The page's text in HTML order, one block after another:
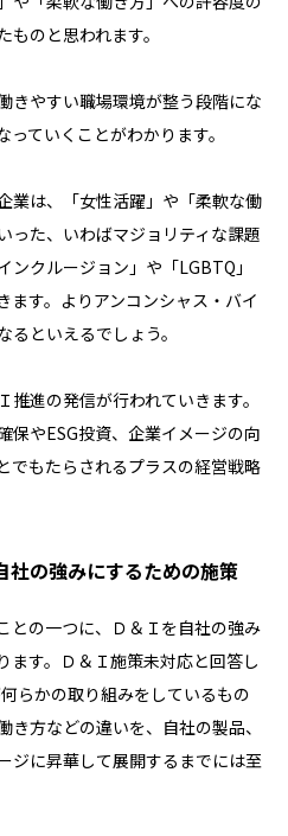
のと思われます。
きやすい職場環境が整う段階にな
ていくことがわかります。
業は、「女性活躍」や「柔軟な働
った、いわばマジョリティな課題
クルージョン」や「LGBTQ」
ます。よりアンコンシャス・バイ
といえるでしょう。
進の発信が行われていきます。
保やESG投資、企業イメージの向
でもたらされるプラスの経営戦略
社の強みにするための施策
との一つに、Ｄ＆Ｉを自社の強み
ます。Ｄ＆Ｉ施策未対応と回答し
らかの取り組みをしているもの
方などの違いを、自社の製品、
ジに昇華して展開するまでには至